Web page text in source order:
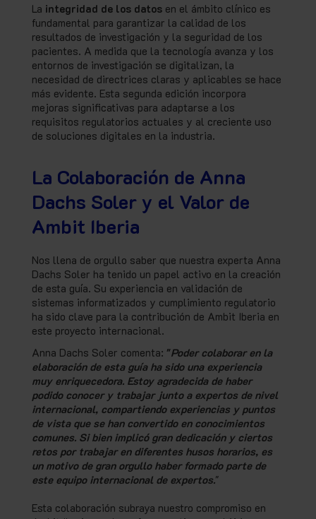
La integridad de los datos en el ámbito clínico es
fundamental para garantizar la calidad de los
resultados de investigación y la seguridad de los
pacientes. A medida que la tecnología avanza y los
entornos de investigación se digitalizan, la
necesidad de directrices claras y aplicables se hace
más evidente. Esta segunda edición incorpora
mejoras significativas para adaptarse a los
requisitos regulatorios actuales y al creciente uso
de soluciones digitales en la industria.
La Colaboración de Anna
Dachs Soler y el Valor de
Ambit Iberia
Nos llena de orgullo saber que nuestra experta Anna
Dachs Soler ha tenido un papel activo en la creación
de esta guía. Su experiencia en validación de
sistemas informatizados y cumplimiento regulatorio
ha sido clave para la contribución de Ambit Iberia en
este proyecto internacional.
Anna Dachs Soler comenta: "Poder colaborar en la
elaboración de esta guía ha sido una experiencia
muy enriquecedora. Estoy agradecida de haber
podido conocer y trabajar junto a expertos de nivel
internacional, compartiendo experiencias y puntos
de vista que se han convertido en conocimientos
comunes. Si bien implicó gran dedicación y ciertos
retos por trabajar en diferentes husos horarios, es
un motivo de gran orgullo haber formado parte de
este equipo internacional de expertos."
Esta colaboración subraya nuestro compromiso en